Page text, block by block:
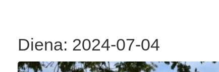
Diena: 2024-07-04